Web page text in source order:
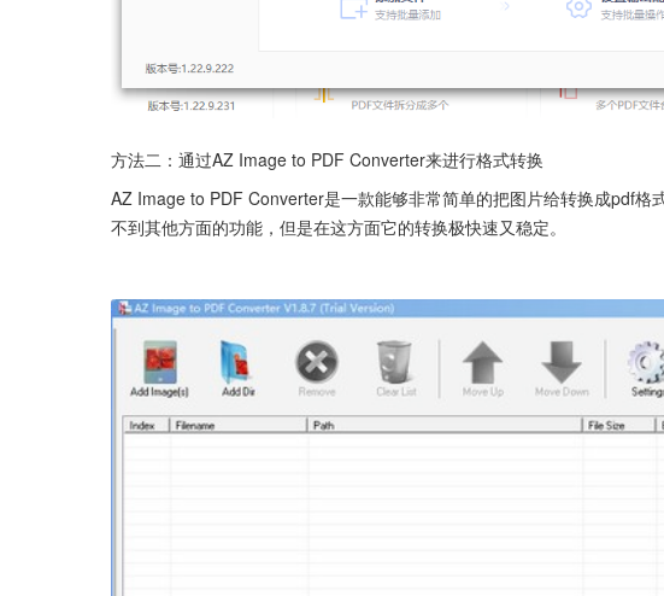
方法二：通过AZ Image to PDF Converter来进行格式转换
AZ Image to PDF Converter是一款能够非常简单的把图片给转换成pdf
不到其他方面的功能，但是在这方面它的转换极快速又稳定。